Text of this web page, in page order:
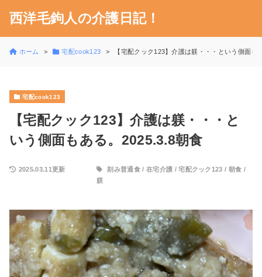
西洋毛鉤人の介護日記！
ホーム 宅配cook123 【宅配クック123】介護は躾・・・という側面も
宅配cook123
【宅配クック123】介護は躾・・・と
いう側面もある。2025.3.8朝食
2025.03.11更新 刻み普通食/ 在宅介護 /宅配クック123 / 朝食 /
躾